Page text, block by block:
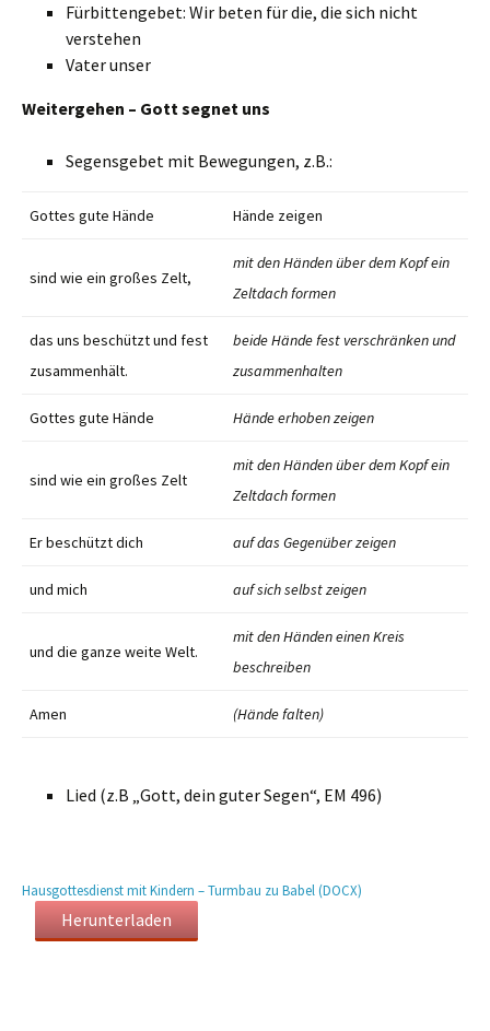
Fürbittengebet: Wir beten für die, die sich nicht
verstehen
Vater unser
Weitergehen – Gott segnet uns
Segensgebet mit Bewegungen, z.B.:
Gottes gute Hände Hände zeigen
sind wie ein großes Zelt,
mit den Händen über dem Kopf ein
Zeltdach formen
das uns beschützt und fest
zusammenhält.
beide Hände fest verschränken und
zusammenhalten
Gottes gute Hände Hände erhoben zeigen
sind wie ein großes Zelt
mit den Händen über dem Kopf ein
Zeltdach formen
Er beschützt dich auf das Gegenüber zeigen
und mich auf sich selbst zeigen
und die ganze weite Welt.
mit den Händen einen Kreis
beschreiben
Amen (Hände falten)
Lied (z.B „Gott, dein guter Segen“, EM 496)
Hausgottesdienst mit Kindern – Turmbau zu Babel (DOCX)
Herunterladen